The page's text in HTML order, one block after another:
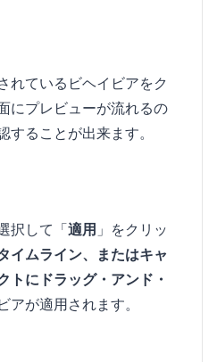
れているビヘイビアをク
にプレビューが流れるの
することが出来ます。
択して「適用 」をクリッ
イムライン、またはキャ
トにドラッグ・アンド・
アが適用されます。